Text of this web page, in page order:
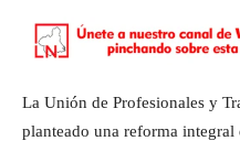
La Unión de Profesionales y
planteado una reforma integral